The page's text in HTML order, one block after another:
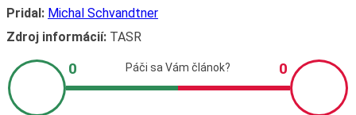
Pridal: Michal Schvandtner
Zdroj informácií:TASR